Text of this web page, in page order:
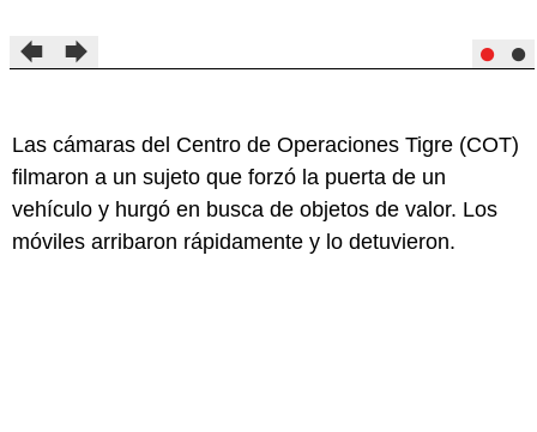
Las cámaras del Centro de Operaciones Tigre (COT)
filmaron a un sujeto que forzó la puerta de un
vehículo y hurgó en busca de objetos de valor. Los
móviles arribaron rápidamente y lo detuvieron.